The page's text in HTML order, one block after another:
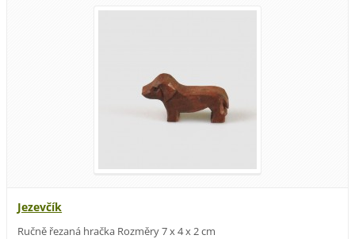
Jezevčík
Ručně řezaná hračka Rozměry 7 x 4 x 2 cm